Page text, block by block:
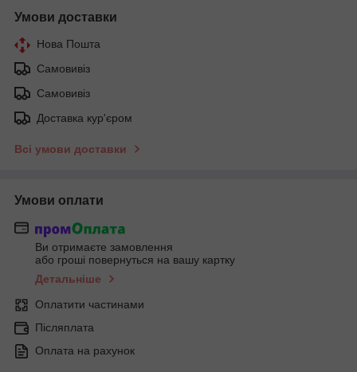
Умови доставки
Нова Пошта
Самовивіз
Самовивіз
Доставка кур'єром
Всі умови доставки
Умови оплати
Ви отримаєте замовлення
або гроші повернуться на вашу картку
Детальніше
Оплатити частинами
Післяплата
Оплата на рахунок